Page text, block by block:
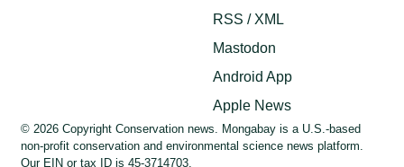
RSS / XML
Mastodon
Android App
Apple News
© 2026 Copyright Conservation news. Mongabay is a U.S.-based
non-profit conservation and environmental science news platform.
Our EIN or tax ID is 45-3714703.